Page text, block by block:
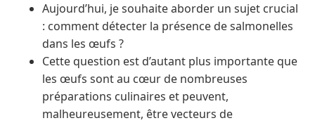
Aujourd’hui, je souhaite aborder un sujet crucial
: comment détecter la présence de salmonelles
dans les œufs ?
Cette question est d’autant plus importante que
les œufs sont au cœur de nombreuses
préparations culinaires et peuvent,
malheureusement, être vecteurs de